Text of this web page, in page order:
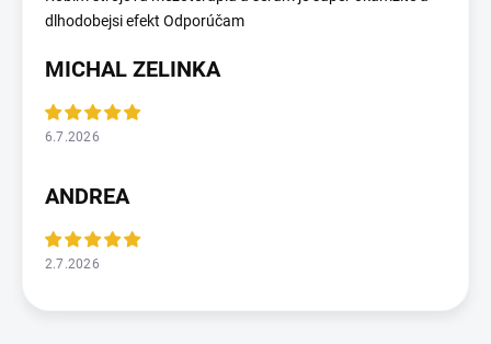
dlhodobejsi efekt Odporúčam
MICHAL ZELINKA
6.7.2026
ANDREA
2.7.2026